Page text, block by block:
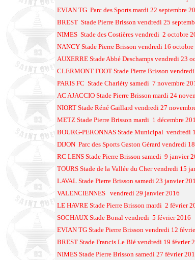
EVIAN TG Parc des Sports mardi 22 septembre
BREST Stade Pierre Brisson vendredi 25
NIMES Stade des Costières vendredi 2 octobre
NANCY Stade Pierre Brisson vendredi 16 octobre
AUXERRE Stade Abbé Deschamps vendredi 23
CLERMONT FOOT Stade Pierre Brisson
PARIS FC Stade Charléty samedi 7 novembre
AC AJACCIO Stade Pierre Brisson mardi 24
NIORT Stade Réné Gaillard vendredi 27
METZ Stade Pierre Brisson mardi 1 décembre
BOURG-PERONNAS Stade Municipal vendredi
DIJON Parc des Sports Gaston Gérard vendredi
RC LENS Stade Pierre Brisson samedi 9 janvier
TOURS Stade de la Vallée du Cher vendredi 15
LAVAL Stade Pierre Brisson samedi 23 janvier
VALENCIENNES vendredi 29 janvier 2016
LE HAVRE Stade Pierre Brisson mardi 2 février
SOCHAUX Stade Bonal vendredi 5 février 2016
EVIAN TG Stade Pierre Brisson vendredi 12
BREST Stade Francis Le Blé vendredi 19 février
NIMES Stade Pierre Brisson samedi 27 février